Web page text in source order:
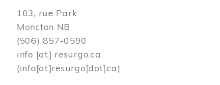
103, rue Park
Moncton NB
(506) 857-0590
info [at] resurgo.ca
(info[at]resurgo[dot]ca)